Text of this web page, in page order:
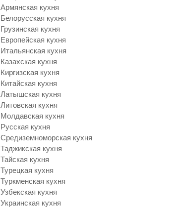
Армянская кухня
Белорусская кухня
Грузинская кухня
Европейская кухня
Итальянская кухня
Казахская кухня
Киргизская кухня
Китайская кухня
Латышская кухня
Литовская кухня
Молдавская кухня
Русская кухня
Средиземноморская кухня
Таджикская кухня
Тайская кухня
Турецкая кухня
Туркменская кухня
Узбекская кухня
Украинская кухня